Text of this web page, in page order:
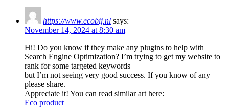
https://www.ecobij.nl says:
November 14, 2024 at 8:30 am
Hi! Do you know if they make any plugins to help with
Search Engine Optimization? I’m trying to get my website to
rank for some targeted keywords
but I’m not seeing very good success. If you know of any
please share.
Appreciate it! You can read similar art here:
Eco product